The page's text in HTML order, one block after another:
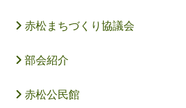
赤松まちづくり協議会
部会紹介
赤松公民館